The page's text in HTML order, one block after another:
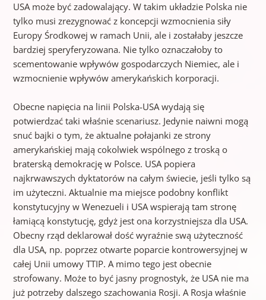
USA może być zadowalający. W takim układzie Polska nie
tylko musi zrezygnować z koncepcji wzmocnienia siły
Europy Środkowej w ramach Unii, ale i zostałaby jeszcze
bardziej speryferyzowana. Nie tylko oznaczałoby to
scementowanie wpływów gospodarczych Niemiec, ale i
wzmocnienie wpływów amerykańskich korporacji.
Obecne napięcia na linii Polska-USA wydają się
potwierdzać taki właśnie scenariusz. Jedynie naiwni mogą
snuć bajki o tym, że aktualne połajanki ze strony
amerykańskiej mają cokolwiek wspólnego z troską o
braterską demokrację w Polsce. USA popiera
najkrwawszych dyktatorów na całym świecie, jeśli tylko są
im użyteczni. Aktualnie ma miejsce podobny konflikt
konstytucyjny w Wenezueli i USA wspierają tam stronę
łamiącą konstytucję, gdyż jest ona korzystniejsza dla USA.
Obecny rząd deklarował dość wyraźnie swą użyteczność
dla USA, np. poprzez otwarte poparcie kontrowersyjnej w
całej Unii umowy TTIP. A mimo tego jest obecnie
strofowany. Może to być jasny prognostyk, że USA nie ma
już potrzeby dalszego szachowania Rosji. A Rosja właśnie